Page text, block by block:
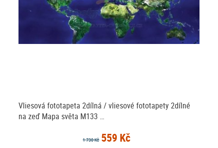
Vliesová fototapeta 2dílná / vliesové fototapety 2dílné
na zeď Mapa světa M133 …
1 730 Kč 559 Kč